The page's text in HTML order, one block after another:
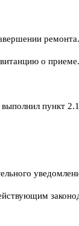
ремонта.
о приеме.
пункт